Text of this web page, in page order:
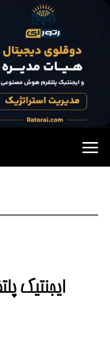
ایجنتیک